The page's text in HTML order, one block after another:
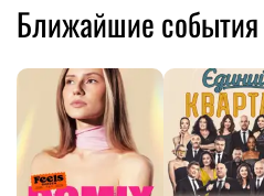
Ближайшие события